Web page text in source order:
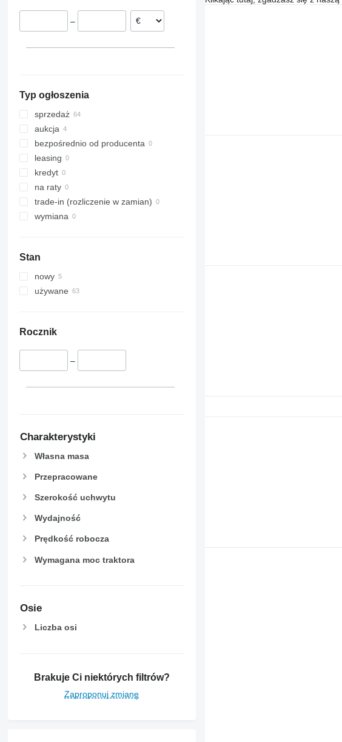
990
VendroGA 8731
GA 9030
GMD 4010
GMD 4011 FF
Top Austria
Belgia
–
Typ ogłoszenia
sprzedaż
aukcja
bezpośrednio od producenta
leasing
kredyt
na raty
trade-in (rozliczenie w zamian)
wymiana
Stan
nowy
używane
Rocznik
–
Charakterystyki
Własna masa
Przepracowane
Szerokość uchwytu
Wydajność
Prędkość robocza
Wymagana moc traktora
Osie
Liczba osi
Brakuje Ci niektórych filtrów?
Zaproponuj zmianę